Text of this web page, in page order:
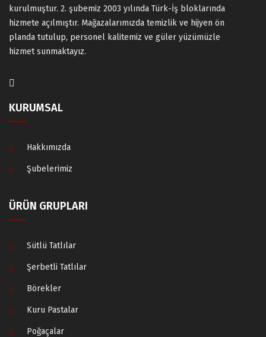
kurulmuştur. 2. şubemiz 2003 yılında Türk-İş bloklarında
hizmete açılmıştır. Mağazalarımızda temizlik ve hijyen ön
planda tutulup, personel kalitemiz ve güler yüzümüzle
hizmet sunmaktayız.
KURUMSAL
Hakkımızda
Şubelerimiz
ÜRÜN GRUPLARI
Sütlü Tatlılar
Şerbetli Tatlılar
Börekler
Kuru Pastalar
Poğaçalar